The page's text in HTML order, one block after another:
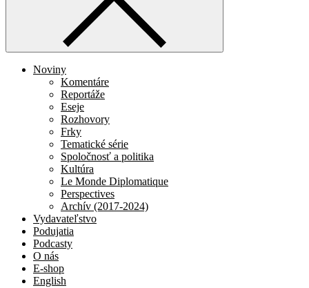
Noviny
Komentáre
Reportáže
Eseje
Rozhovory
Frky
Tematické série
Spoločnosť a politika
Kultúra
Le Monde Diplomatique
Perspectives
Archív (2017-2024)
Vydavateľstvo
Podujatia
Podcasty
O nás
E-shop
English